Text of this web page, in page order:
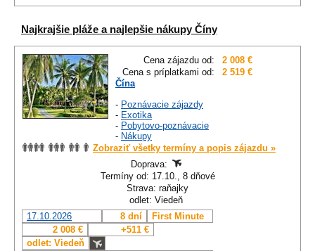
Najkrajšie pláže a najlepšie nákupy Číny
Cena zájazdu od:
2 008 €
Cena s príplatkami od:
2 519 €
Čína
- Poznávacie zájazdy
- Exotika
- Pobytovo-poznávacie
- Nákupy
Zobraziť všetky termíny a popis zájazdu »
Doprava:
Termíny od: 17.10., 8 dňové
Strava: raňajky
odlet: Viedeň
17.10.2026
8 dní
First Minute
2 008 €
+511 €
odlet: Viedeň